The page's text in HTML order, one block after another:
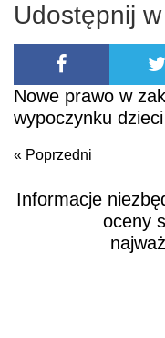
WSA
Taxfin.pl
Udostępnij
Nowe prawo w
wypoczynku
« Poprzedni
Poprzedni
Informacje
oceny